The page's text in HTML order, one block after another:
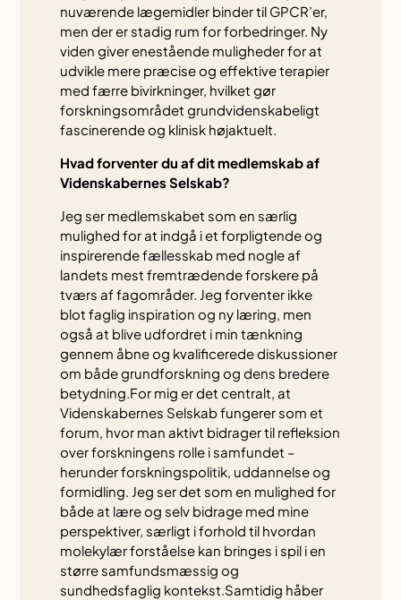
nuværende lægemidler binder til GPCR’er,
men der er stadig rum for forbedringer. Ny
viden giver enestående muligheder for at
udvikle mere præcise og effektive terapier
med færre bivirkninger, hvilket gør
forskningsområdet grundvidenskabeligt
fascinerende og klinisk højaktuelt.
Hvad forventer du af dit medlemskab af
Videnskabernes Selskab?
Jeg ser medlemskabet som en særlig
mulighed for at indgå i et forpligtende og
inspirerende fællesskab med nogle af
landets mest fremtrædende forskere på
tværs af fagområder. Jeg forventer ikke
blot faglig inspiration og ny læring, men
også at blive udfordret i min tænkning
gennem åbne og kvalificerede diskussioner
om både grundforskning og dens bredere
betydning.For mig er det centralt, at
Videnskabernes Selskab fungerer som et
forum, hvor man aktivt bidrager til refleksion
over forskningens rolle i samfundet –
herunder forskningspolitik, uddannelse og
formidling. Jeg ser det som en mulighed for
både at lære og selv bidrage med mine
perspektiver, særligt i forhold til hvordan
molekylær forståelse kan bringes i spil i en
større samfundsmæssig og
sundhedsfaglig kontekst.Samtidig håber